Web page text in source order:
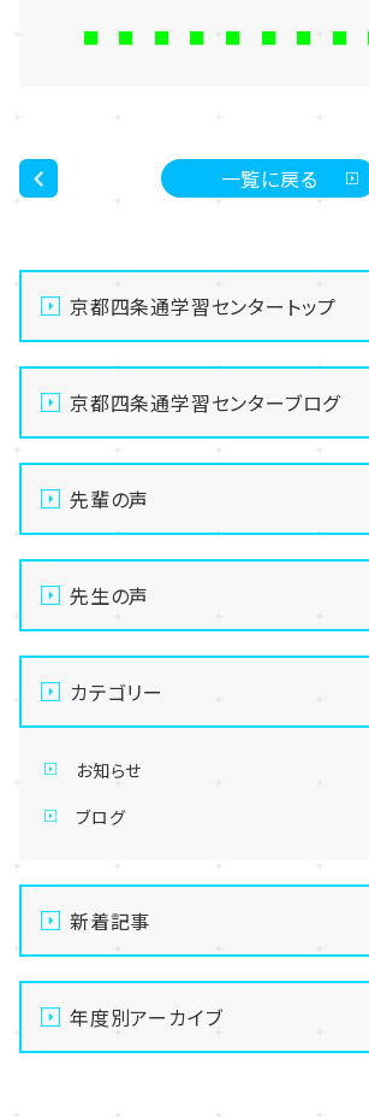
■ ■ ■ ■ ■ ■ ■ ■
一覧に戻る
京都四条通学習センタートップ
京都四条通学習センターブログ
先輩の声
先生の声
カテゴリー
お知らせ
ブログ
新着記事
通信制高校の学習風景
メイク美容専攻の授業風景
年度別アーカイブ